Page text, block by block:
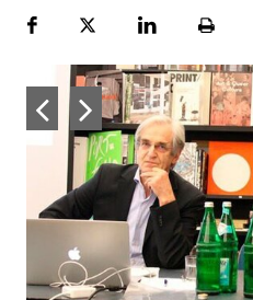
FacebookPlattformLinekdInSeite